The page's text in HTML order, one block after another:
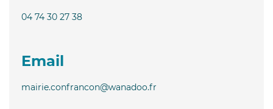
04 74 30 27 38
Email
mairie.confrancon@wanadoo.fr